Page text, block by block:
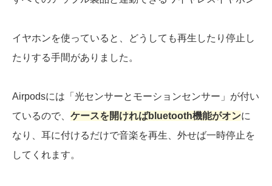
イヤホンを使っていると、どうしても再生したり停止し
たりする手間がありました。
Airpodsには「光センサーとモーションセンサー」が付い
ているので、 ケースを開ければbluetooth機能がオンに
なり、耳に付けるだけで音楽を再生、外せば一時停止を
してくれます。